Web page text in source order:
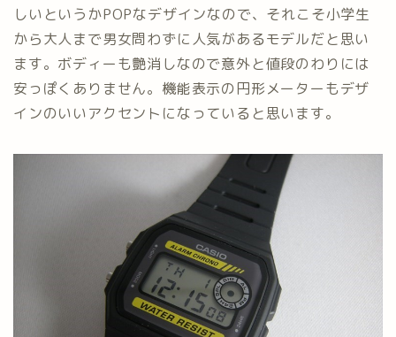
しいというかPOPなデザインなので、それこそ小学生
から大人まで男女問わずに人気があるモデルだと思い
ます。ボディーも艶消しなので意外と値段のわりには
安っぽくありません。機能表示の円形メーターもデザ
インのいいアクセントになっていると思います。